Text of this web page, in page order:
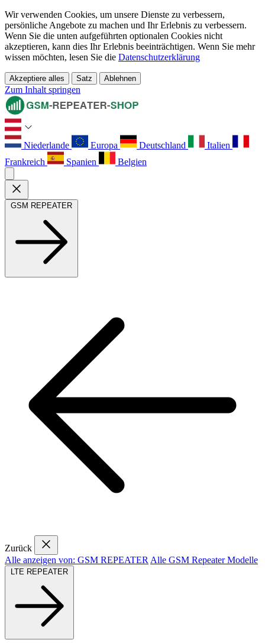
Wir verwenden Cookies, um unsere Dienste zu verbessern,
persönliche Angebote zu machen und Ihr Erlebnis zu verbessern.
Wenn Sie die unten aufgeführten optionalen Cookies nicht
akzeptieren, kann dies Ihr Erlebnis beeinträchtigen. Wenn Sie mehr
wissen möchten, lesen Sie die Datenschutzerklärung
Akzeptiere alles Satz Ablehnen
Zum Inhalt springen
Niederlande Europa Deutschland
Italien
Frankreich
Spanien Belgien
GSM REPEATER
Zurück
Alle anzeigen von: GSM REPEATER Alle GSM Repeater Modelle
LTE REPEATER